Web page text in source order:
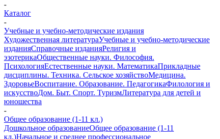
-
Каталог
-
Учебные и учебно-методические издания
Художественная литератураУчебные и учебно-методические
изданияСправочные изданияРелигия и
эзотерикаОбщественные науки. Философия.
ПсихологияЕстественные науки. МатематикаПрикладные
дисциплины. Техника. Сельское хозяйствоМедицина.
ЗдоровьеВоспитание. Образование. ПедагогикаФилология и
искусствоДом. Быт. Спорт. ТуризмЛитература для детей и
юношества
-
Общее образование (1-11 кл.)
Дошкольное образованиеОбщее образование (1-11
кл.)Начальное и среднее профессиональное